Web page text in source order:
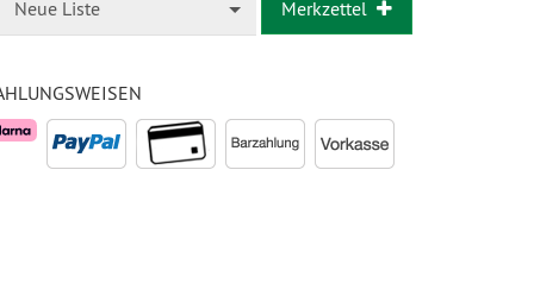
Neue Liste Merkzettel